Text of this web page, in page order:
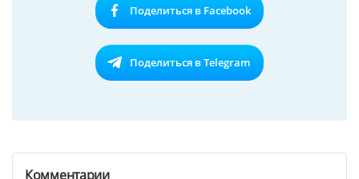
Поделиться в Facebook
Поделиться в Telegram
Комментарии